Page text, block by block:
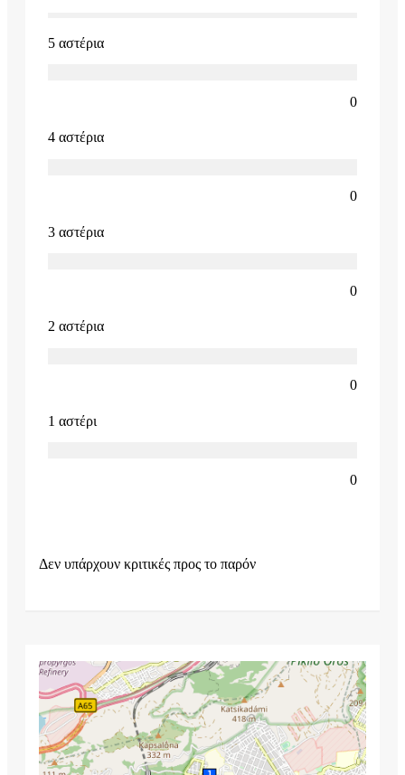
5 αστέρια
0
4 αστέρια
0
3 αστέρια
0
2 αστέρια
0
1 αστέρι
0
Δεν υπάρχουν κριτικές προς το παρόν